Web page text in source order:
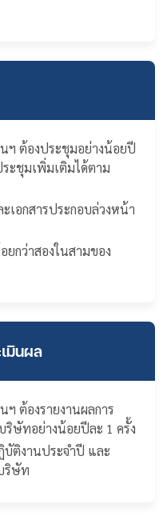
ฯ ต้องประชุมอย่างน้อยปี
ระชุมเพิ่มเติมได้ตาม
เอกสารประกอบล่วงหน้า
กว่าสองในสามของ
มินผล
ต้องรายงานผลการ
ริษัทอย่างน้อยปีละ 1 ครั้ง
บัติงานประจำปี และ
ริษัท